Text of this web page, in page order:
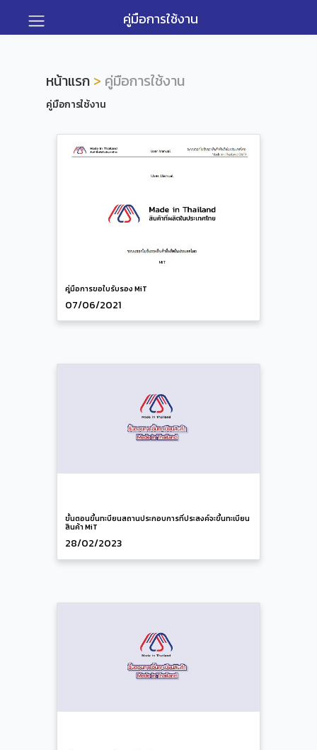
คู่มือการใช้งาน
หน้าแรก > คู่มือการใช้งาน
คู่มือการใช้งาน
คู่มือการขอใบรับรอง MiT
07/06/2021
ขั้นตอนขึ้นทะบียนสถานประกอบการที่ประสงค์จะขึ้นทะเบียน
สินค้า MiT
28/02/2023